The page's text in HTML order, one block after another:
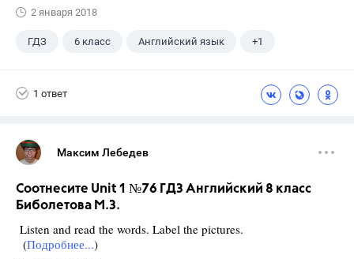
2 января 2018
ГДЗ 6 класс Английский язык +1
1 ответ
Максим Лебедев
Соотнесите Unit 1 №76 ГДЗ Английский 8 класс
Биболетова М.З.
Listen and read the words. Label the pictures.
(Подробнее...)